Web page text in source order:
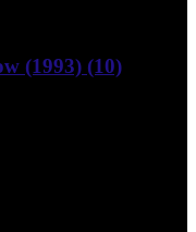
(1993) (10)